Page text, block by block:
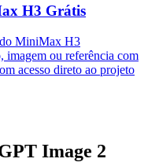
H3 Grátis
MiniMax H3
imagem ou referência com
acesso direto ao projeto
Image 2